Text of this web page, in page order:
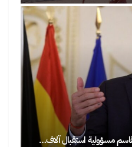
تقاسم مسؤولية استقبال آلاف…